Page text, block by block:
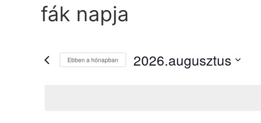
fák napja
Ebben a hónapban 2026.augusztus